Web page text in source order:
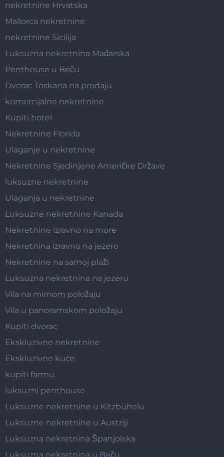
nekretnine Hrvatska
Mallorca nekretnine
nekretnine Sicilija
Luksuzna nekretnina Mađarska
Penthouse u Beču
Dvorac Toskana na prodaju
komercijalne nekretnine
Kupiti hotel
Nekretnine Florida
Ulaganje u nekretnine
Nekretnine Sjedinjene Američke Države
luksuzne nekretnine
Ulaganja u nekretnine
Luksuzne nekretnine Kanada
Nekretnine izravno na more
Nekretnina izravno na jezero
Nekretnine na samoj plaži
Luksuzna nekretnina na jezeru
Vila na mirnom položaju
Vila u panoramskom položaju
Kupiti dvorac
Ekskluzivne nekretnine
Ekskluzivne kuće
kupiti farmu
luksuzni penthouse
Luksuzne nekretnine u Kitzbühelu
Luksuzne nekretnine u Austriji
Luksuzna nekretnina Španjolska
Luksuzna nekretnina u Beču